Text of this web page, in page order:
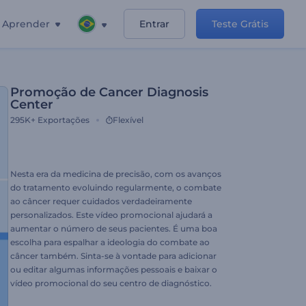
Aprender Entrar Teste Grátis
Promoção de Cancer Diagnosis
Center
295K+ Exportações Flexível
Nesta era da medicina de precisão, com os avanços
do tratamento evoluindo regularmente, o combate
ao câncer requer cuidados verdadeiramente
personalizados. Este vídeo promocional ajudará a
aumentar o número de seus pacientes. É uma boa
escolha para espalhar a ideologia do combate ao
câncer também. Sinta-se à vontade para adicionar
ou editar algumas informações pessoais e baixar o
vídeo promocional do seu centro de diagnóstico.